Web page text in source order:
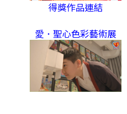
聖母聖心資訊日
天主教香港教區跳繩同樂日創
本校宗教科接受喜樂少年專訪
2425年度小一學位分配統一派
法團校董會家長校董及替代家
得獎作品連結
愛．聖心色彩藝術展